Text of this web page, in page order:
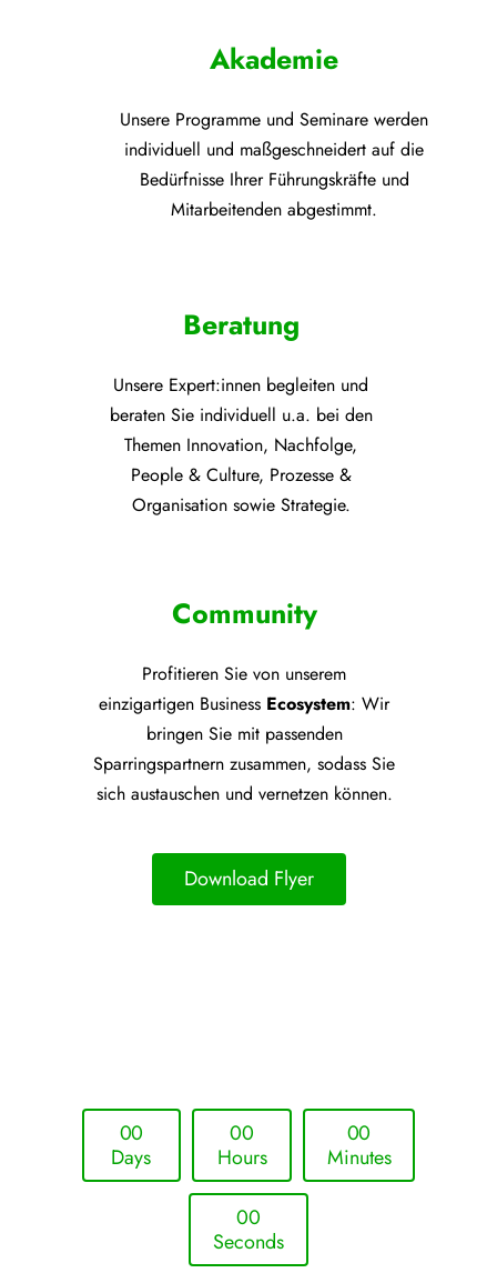
Akademie
Unsere Programme und Seminare werden
individuell und maßgeschneidert auf die
Bedürfnisse Ihrer Führungskräfte und
Mitarbeitenden abgestimmt.
Beratung
Unsere Expert:innen begleiten und
beraten Sie individuell u.a. bei den
Themen Innovation, Nachfolge,
People & Culture, Prozesse &
Organisation sowie Strategie.
Community
Profitieren Sie von unserem
einzigartigen Business Ecosystem: Wir
bringen Sie mit passenden
Sparringspartnern zusammen, sodass Sie
sich austauschen und vernetzen können.
Download Flyer
00
Days
00
Hours
00
Minutes
00
Seconds